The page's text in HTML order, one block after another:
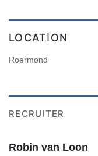
LOCATION
Roermond
RECRUITER
Robin van Loon